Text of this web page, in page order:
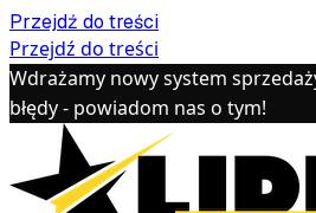
Przejdź do treści
Przejdź do treści
Wdrażamy nowy system
błędy - powiadom nas o tym!